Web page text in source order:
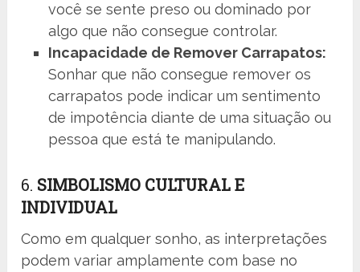
você se sente preso ou dominado por
algo que não consegue controlar.
Incapacidade de Remover Carrapatos:
Sonhar que não consegue remover os
carrapatos pode indicar um sentimento
de impotência diante de uma situação ou
pessoa que está te manipulando.
6. SIMBOLISMO CULTURAL E
INDIVIDUAL
Como em qualquer sonho, as interpretações
podem variar amplamente com base no